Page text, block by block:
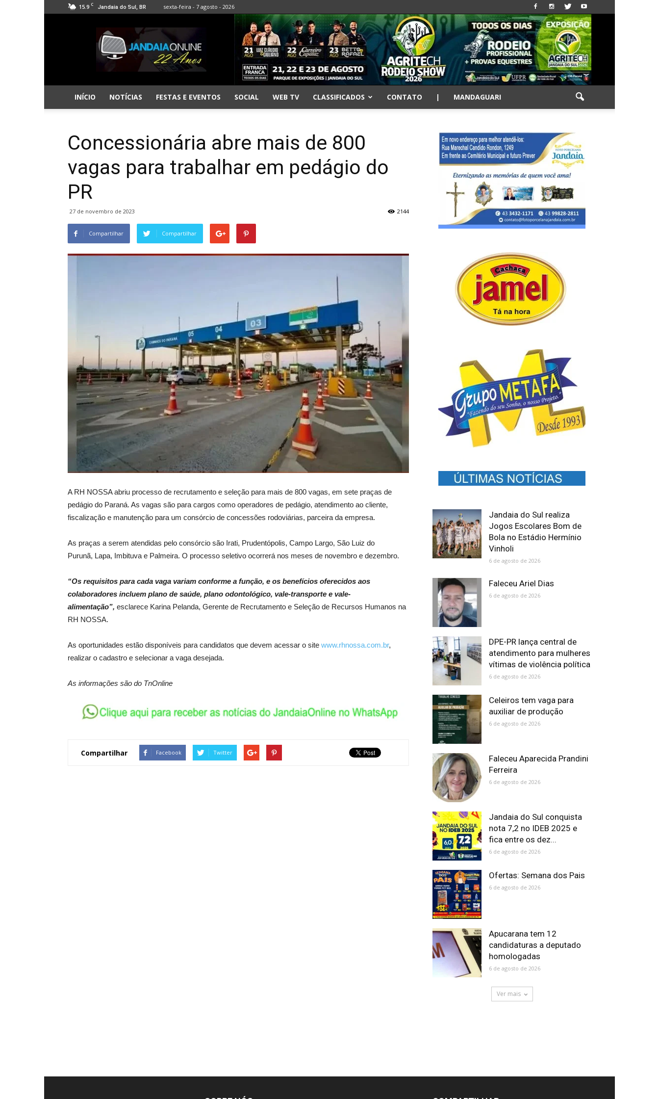
15.9 C Jandaia do Sul, BR sexta-feira - 7 agosto - 2026
Jandaia
Online
INÍCIO NOTÍCIAS FESTAS E EVENTOS SOCIAL WEB TV CLASSIFICADOS CONTATO | MANDAGUARI
Concessionária abre mais de 800
vagas para trabalhar em pedágio do
PR
27 de novembro de 2023 2144
Compartilhar Compartilhar
A RH NOSSA abriu processo de recrutamento e seleção para mais de 800 vagas, em sete praças de
pedágio do Paraná. As vagas são para cargos como operadores de pedágio, atendimento ao cliente,
fiscalização e manutenção para um consórcio de concessões rodoviárias, parceira da empresa.
As praças a serem atendidas pelo consórcio são Irati, Prudentópolis, Campo Largo, São Luiz do
Purunã, Lapa, Imbituva e Palmeira. O processo seletivo ocorrerá nos meses de novembro e dezembro.
“Os requisitos para cada vaga variam conforme a função, e os benefícios oferecidos aos
colaboradores incluem plano de saúde, plano odontológico, vale-transporte e vale-
alimentação”, esclarece Karina Pelanda, Gerente de Recrutamento e Seleção de Recursos Humanos na
RH NOSSA.
As oportunidades estão disponíveis para candidatos que devem acessar o site www.rhnossa.com.br,
realizar o cadastro e selecionar a vaga desejada.
As informações são do TnOnline
Compartilhar Facebook Twitter
Jandaia do Sul realiza
Jogos Escolares Bom de
Bola no Estádio Hermínio
Vinholi
6 de agosto de 2026
Faleceu Ariel Dias
6 de agosto de 2026
DPE-PR lança central de
atendimento para mulheres
vítimas de violência política
6 de agosto de 2026
Celeiros tem vaga para
auxiliar de produção
6 de agosto de 2026
Faleceu Aparecida Prandini
Ferreira
6 de agosto de 2026
Jandaia do Sul conquista
nota 7,2 no IDEB 2025 e
fica entre os dez...
6 de agosto de 2026
Ofertas: Semana dos Pais
6 de agosto de 2026
Apucarana tem 12
candidaturas a deputado
homologadas
6 de agosto de 2026
Ver mais